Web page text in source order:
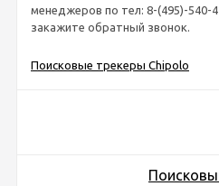
менеджеров по тел: 8-(495)-540-
закажите обратный звонок.
Поисковые трекеры Chipolo